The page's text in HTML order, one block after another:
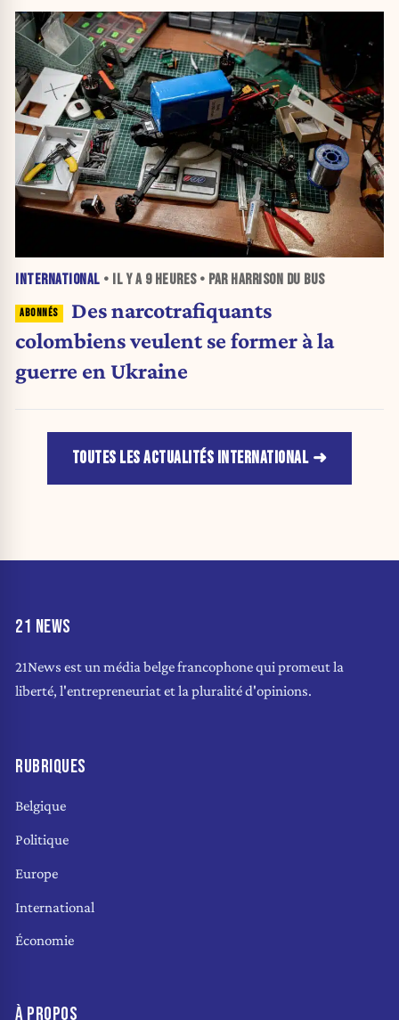
INTERNATIONAL • IL Y A 9 HEURES• PAR HARRISON DU BUS
Des narcotrafiquants
colombiens veulent se former à la
guerre en Ukraine
TOUTES LES ACTUALITÉS INTERNATIONAL
21 NEWS
21News est un média belge francophone qui promeut la
liberté, l'entrepreneuriat et la pluralité d'opinions.
RUBRIQUES
Belgique
Politique
Europe
International
Économie
À PROPOS